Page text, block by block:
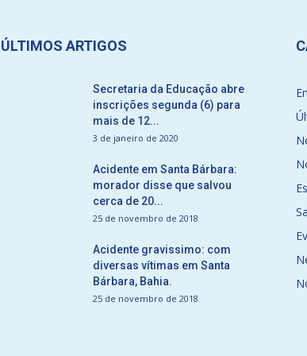
ÚLTIMOS ARTIGOS
Secretaria da Educação abre
inscrições segunda (6) para
mais de 12...
3 de janeiro de 2020
Acidente em Santa Bárbara:
morador disse que salvou
cerca de 20...
25 de novembro de 2018
Acidente gravissimo: com
diversas vítimas em Santa
Bárbara, Bahia.
25 de novembro de 2018